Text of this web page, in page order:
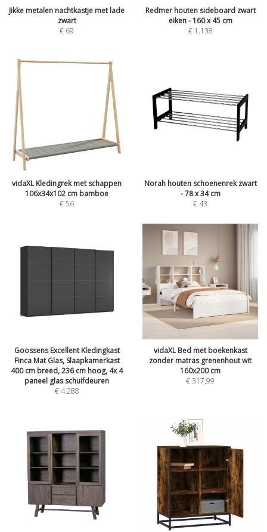
Jikke metalen nachtkastje met lade
zwart
€ 69
Redmer houten sideboard zwart
eiken - 160 x 45 cm
€ 1.138
vidaXL Kledingrek met schappen
106x34x102 cm bamboe
€56
Norah houten schoenenrek zwart
- 78 x 34 cm
€43
Goossens Excellent Kledingkast
Finca Mat Glas, Slaapkamerkast
400 cm breed, 236 cm hoog, 4x 4
paneel glas schuifdeuren
€4.288
vidaXL Bed met boekenkast
zonder matras grenenhout wit
160x200 cm
€317,99